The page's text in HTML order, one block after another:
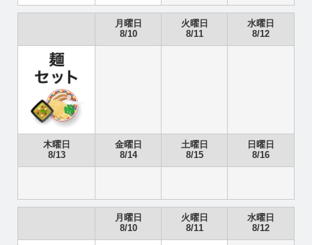
月曜日
8/10
火曜日
8/11
水曜日
8/12
木曜日
8/13
金曜日
8/14
土曜日
8/15
日曜日
8/16
月曜日
8/10
火曜日
8/11
水曜日
8/12